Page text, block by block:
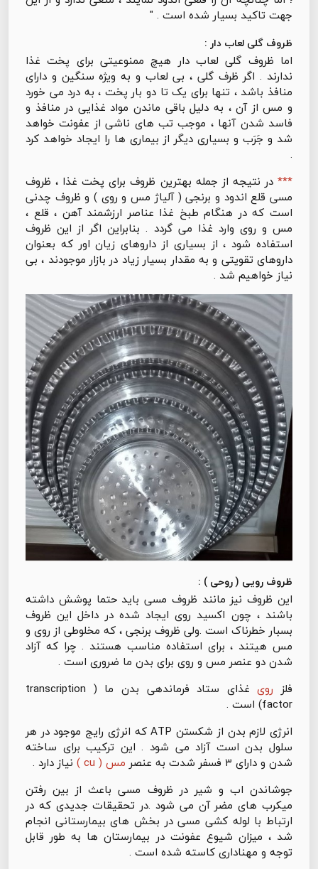
جهت تاکید بسیار شده است . "
ظروف گلی لعاب دار :
اما ظروف گلی لعاب دار هیچ ممنوعیتی برای پخت غذا
ندارند . اگر ظرف گلی ، بی لعاب و به ویژه سنگین و دارای
منافذ باشد ، تنها برای یک تا دو بار پخت ، به درد می خورد
و مس از آن ، به دلیل باقی ماندن مواد غذایی در منافذ و
فاسد شدن آنها ، موجب تب های ناشی از عفونت خواهد
شد و جَرَب و بسیاری دیگر از بیماری ها را ایجاد خواهد کرد
.
***در نتیجه از جمله بهترین ظروف برای پخت غذا ، ظروف
مسی قلع اندود و برنجی ( آلیاژ مس و روی ) و ظروف چدنی
است که در هنگام طبخ غذا عناصر ارزشمند آهن ، قلع ،
مس و روی وارد غذا می گردد . بنابراین اگر از این ظروف
استفاده شود ، از بسیاری از داروهای زیان اور که بعنوان
داروهای تقویتی و به مقدار بسیار زیاد در بازار موجودند ، بی
نیاز خواهیم شد .
ظروف رویی ( روحی ) :
این ظروف نیز مانند ظروف مسی باید حتما پوشش داشته
باشند ، چون اکسید روی ایجاد شده در داخل این ظروف
بسبار خطرناک است .ولی ظروف برنجی ، که مخلوطی از روی و
مس هیتند ، برای استفاده مناسب هستند . چرا که آزاد
شدن دو عنصر مس و روی برای بدن ما ضروری است .
فلز روی
غذای ستاد فرماندهی بدن ما ( transcription
factor) است .
انرژی لازم بدن از شکستن ATP که انرژی رایج موجود در هر
سلول بدن است آزاد می شود . این ترکیب برای ساخته
شدن و دارای ۳ فسفر شدت به عنصر
مس ( cu )
نیاز دارد .
جوشاندن اب و شیر در ظروف مسی باعث از بین رفتن
میکرب های مضر آن می شود .در تحقیقات جدیدی که در
ارتباط با لوله کشی مسی در بخش های بیمارستانی انجام
شد ، میزان شیوع عفونت در بیمارستان ها به طور قابل
توجه و مهناداری کاسته شده است .